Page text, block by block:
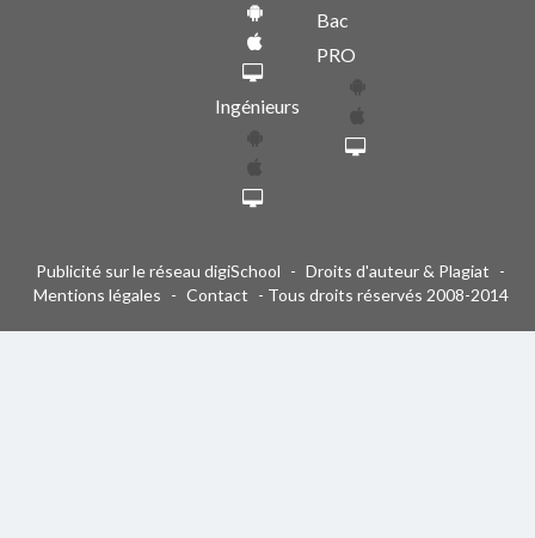
Ingénieurs
Bac
PRO
Publicité sur le réseau digiSchool - Droits d'auteur & Plagiat -
Mentions légales - Contact - Tous droits réservés 2008-2014